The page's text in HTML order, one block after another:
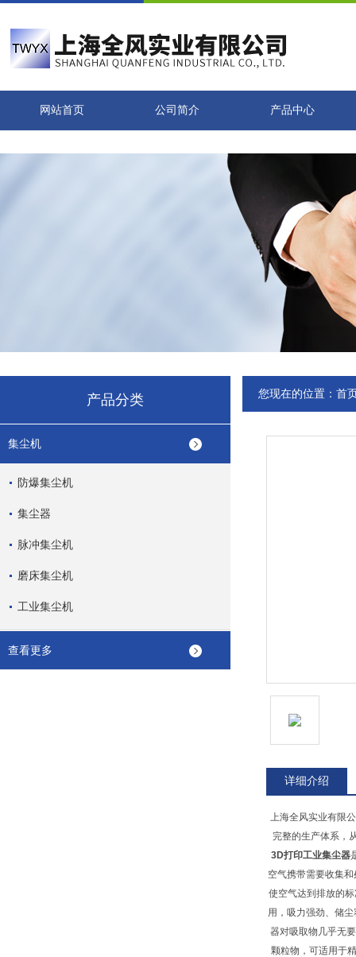
网站首页 公司简介 产品中心
产品分类
集尘机
防爆集尘机
集尘器
脉冲集尘机
磨床集尘机
工业集尘机
查看更多
您现在的位置： 首
详细介绍
上海全风实业有限
完整的生产体系，
3D打印工业集尘器
空气携带需要收集
使空气达到排放的
用，吸力强劲、储
器对吸取物几乎无
颗粒物，可适用于